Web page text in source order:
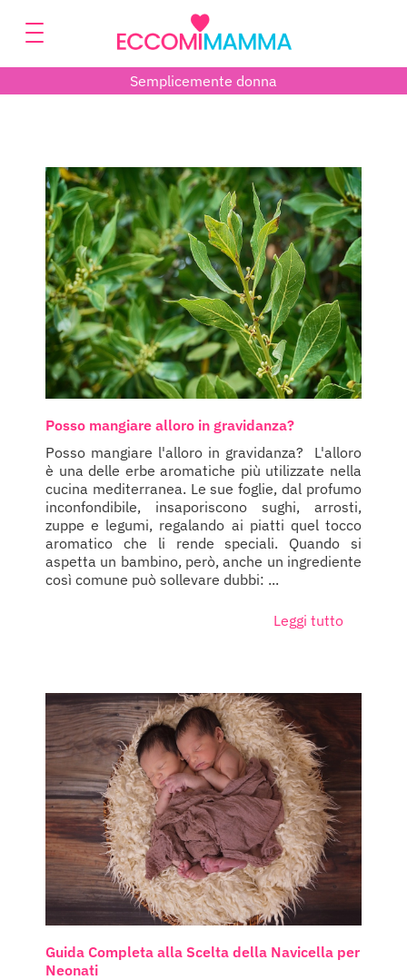
Semplicemente donna
Posso mangiare alloro in gravidanza?
Posso mangiare l'alloro in gravidanza? L'alloro
è una delle erbe aromatiche più utilizzate nella
cucina mediterranea. Le sue foglie, dal profumo
inconfondibile, insaporiscono sughi, arrosti,
zuppe e legumi, regalando ai piatti quel tocco
aromatico che li rende speciali. Quando si
aspetta un bambino, però, anche un ingrediente
così comune può sollevare dubbi: ...
Leggi tutto
Guida Completa alla Scelta della Navicella per
Neonati